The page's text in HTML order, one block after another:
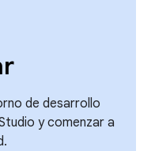
de desarrollo
y comenzar a